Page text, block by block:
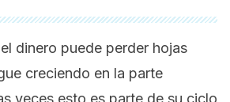
dinero puede perder hojas
creciendo en la parte
veces esto es parte de su ciclo